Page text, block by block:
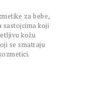
za bebe,
sastojcima koji
kožu
se smatraju